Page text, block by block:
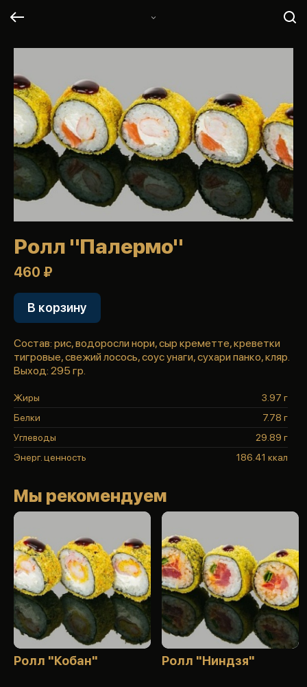
Ролл "Палермо"
460 ₽
В корзину
Состав: рис, водоросли нори, сыр креметте, креветки
тигровые, свежий лосось, соус унаги, сухари панко, кляр.
Выход: 295 гр.
Жиры
3.97 г
Белки
7.78 г
Углеводы
29.89 г
Энерг. ценность
186.41 ккал
Мы рекомендуем
Ролл "Кобан" Ролл "Ниндзя"